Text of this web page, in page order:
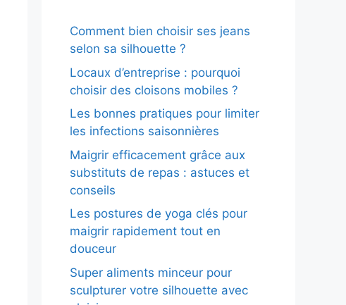
Comment bien choisir ses jeans
selon sa silhouette ?
Locaux d’entreprise : pourquoi
choisir des cloisons mobiles ?
Les bonnes pratiques pour limiter
les infections saisonnières
Maigrir efficacement grâce aux
substituts de repas : astuces et
conseils
Les postures de yoga clés pour
maigrir rapidement tout en
douceur
Super aliments minceur pour
sculpturer votre silhouette avec